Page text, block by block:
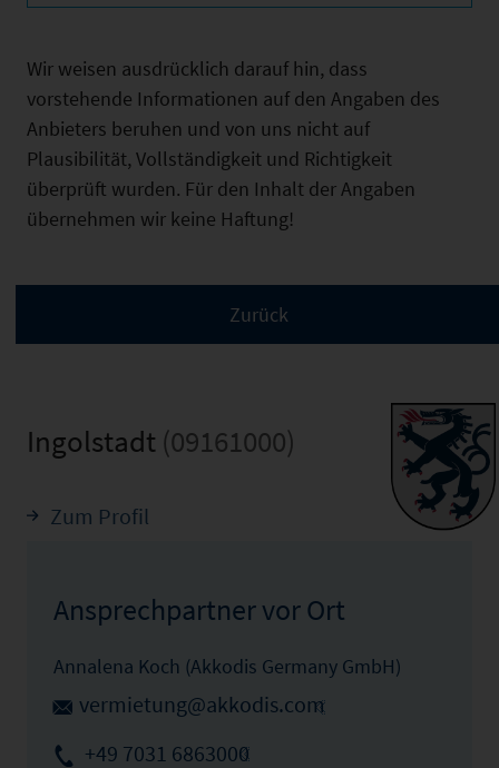
Wir weisen ausdrücklich darauf hin, dass
vorstehende Informationen auf den Angaben des
Anbieters beruhen und von uns nicht auf
Plausibilität, Vollständigkeit und Richtigkeit
überprüft wurden. Für den Inhalt der Angaben
übernehmen wir keine Haftung!
Ingolstadt (09161000)
Zum Profil
Ansprechpartner vor Ort
Annalena Koch (Akkodis Germany GmbH)
vermietung@akkodis.com
+49 7031 6863000